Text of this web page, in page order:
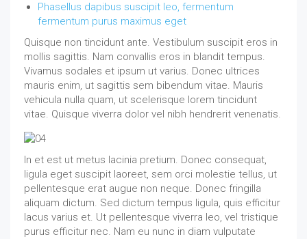
Phasellus dapibus suscipit leo, fermentum
fermentum purus maximus eget
Quisque non tincidunt ante. Vestibulum suscipit eros in
mollis sagittis. Nam convallis eros in blandit tempus.
Vivamus sodales et ipsum ut varius. Donec ultrices
mauris enim, ut sagittis sem bibendum vitae. Mauris
vehicula nulla quam, ut scelerisque lorem tincidunt
vitae. Quisque viverra dolor vel nibh hendrerit venenatis.
In et est ut metus lacinia pretium. Donec consequat,
ligula eget suscipit laoreet, sem orci molestie tellus, ut
pellentesque erat augue non neque. Donec fringilla
aliquam dictum. Sed dictum tempus ligula, quis efficitur
lacus varius et. Ut pellentesque viverra leo, vel tristique
purus efficitur nec. Nam eu nunc in diam vulputate